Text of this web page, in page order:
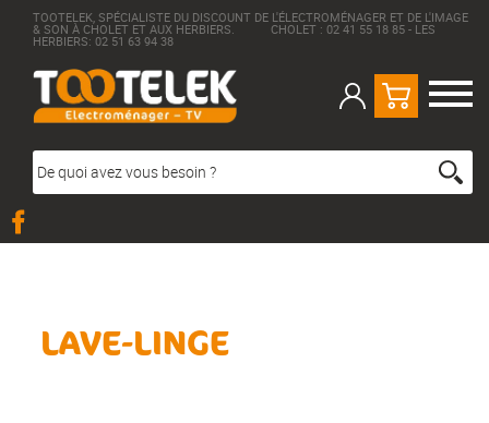
TOOTELEK, SPÉCIALISTE DU DISCOUNT DE L'ÉLECTROMÉNAGER ET DE L'IMAGE
& SON À CHOLET ET AUX HERBIERS. CHOLET : 02 41 55 18 85 - LES
HERBIERS: 02 51 63 94 38
LAVE-LINGE